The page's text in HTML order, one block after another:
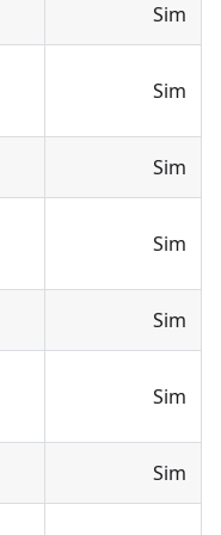
Sim
Sim
Sim
Sim
Sim
Sim
Sim